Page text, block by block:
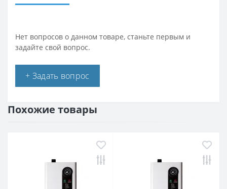
Нет вопросов о данном товаре, станьте первым и
задайте свой вопрос.
+ Задать вопрос
Похожие товары